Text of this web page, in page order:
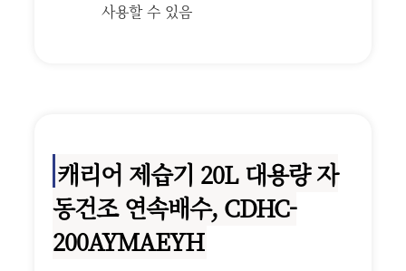
사용할 수 있음
캐리어 제습기 20L 대용량 자
동건조 연속배수, CDHC-
200AYMAEYH